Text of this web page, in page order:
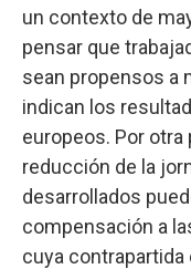
un contexto de
pensar que
sean propensos a
indican los
europeos. Por otra
reducción de la
desarrollados
compensación a
cuya contrapartida